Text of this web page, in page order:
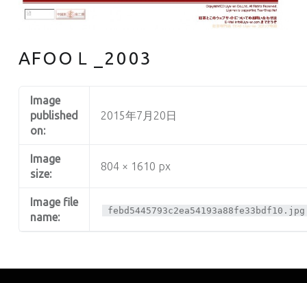
AFOOＬ_2003
Image
published
on:
2015年7月20日
Image
size:
804 × 1610 px
Image file
name:
febd5445793c2ea54193a88fe33bdf10.jpg